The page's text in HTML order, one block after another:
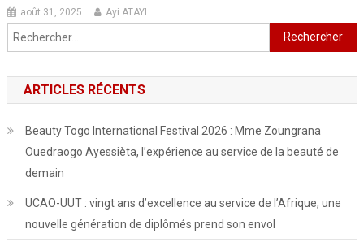
août 31, 2025 Ayi ATAYI
Rechercher :
ARTICLES RÉCENTS
Beauty Togo International Festival 2026 : Mme Zoungrana
Ouedraogo Ayessièta, l’expérience au service de la beauté de
demain
UCAO-UUT : vingt ans d’excellence au service de l’Afrique, une
nouvelle génération de diplômés prend son envol